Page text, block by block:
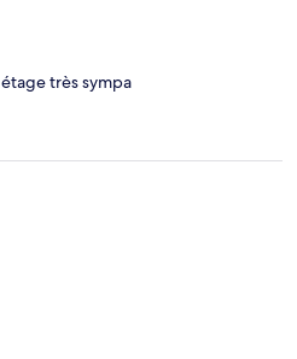
très sympa